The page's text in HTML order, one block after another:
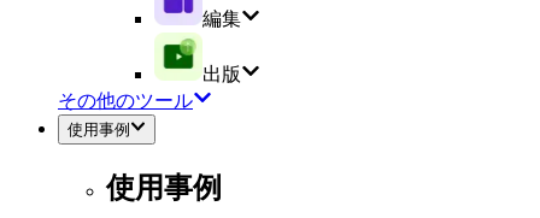
編集
出版
その他のツール
使用事例
使用事例